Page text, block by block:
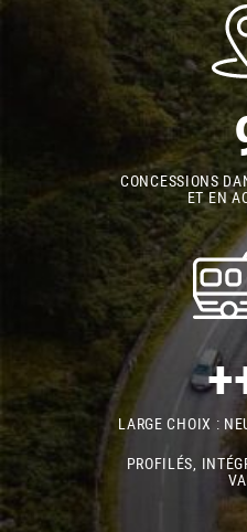
CONCESSIONS
ET EN
LARGE CHOIX :
PROFILÉS,